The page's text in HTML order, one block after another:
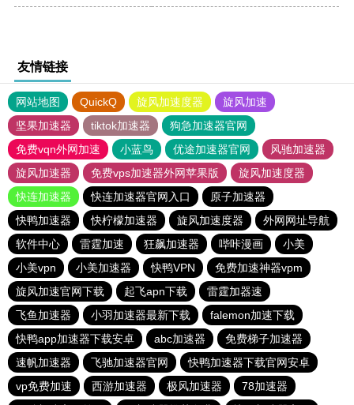
友情链接
网站地图 QuickQ 旋风加速度器
旋风加速
坚果加速器
tiktok加速器
狗急加速器官网
免费vqn外网加速
小蓝鸟 优途加速器官网
风驰加速器
旋风加速器
免费vps加速器外网苹果版
旋风加速度器
快连加速器
快连加速器官网入口
原子加速器
快鸭加速器
快柠檬加速器 旋风加速度器
外网网址导航
软件中心
雷霆加速 狂飙加速器 哔咔漫画
小美
小美vpn
小美加速器 快鸭VPN
免费加速神器vpm
旋风加速官网下载
起飞apn下载
雷霆加器速
飞鱼加速器
小羽加速器最新下载
falemon加速下载
快鸭app加速器下载安卓
abc加速器
免费梯子加速器
速帆加速器
飞驰加速器官网
快鸭加速器下载官网安卓
vp免费加速
西游加速器 极风加速器
78加速器